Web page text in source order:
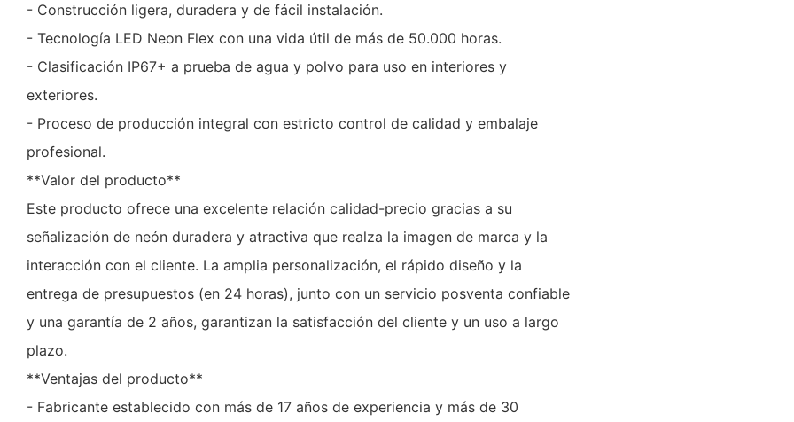
- Construcción ligera, duradera y de fácil instalación.
- Tecnología LED Neon Flex con una vida útil de más de 50.000 horas.
- Clasificación IP67+ a prueba de agua y polvo para uso en interiores y
exteriores.
- Proceso de producción integral con estricto control de calidad y embalaje
profesional.
**Valor del producto**
Este producto ofrece una excelente relación calidad-precio gracias a su
señalización de neón duradera y atractiva que realza la imagen de marca y la
interacción con el cliente. La amplia personalización, el rápido diseño y la
entrega de presupuestos (en 24 horas), junto con un servicio posventa confiable
y una garantía de 2 años, garantizan la satisfacción del cliente y un uso a largo
plazo.
**Ventajas del producto**
- Fabricante establecido con más de 17 años de experiencia y más de 30